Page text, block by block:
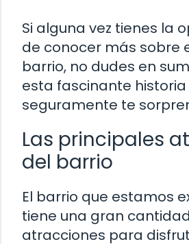
Si alguna vez tienes la
de conocer más sobre
barrio, no dudes en
esta fascinante historia
seguramente te
Las principales
del barrio
El barrio que estamos
tiene una gran
atracciones para